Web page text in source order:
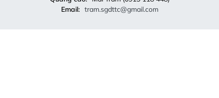
Email: tram.sgdttc@gmail.com